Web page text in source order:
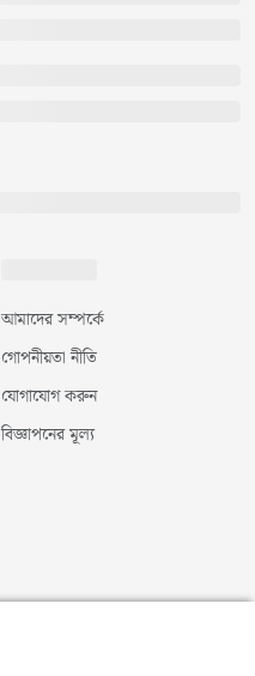
আমাদের সম্পর্কে
গোপনীয়তা নীতি
যোগাযোগ করুন
বিজ্ঞাপনের মূল্য